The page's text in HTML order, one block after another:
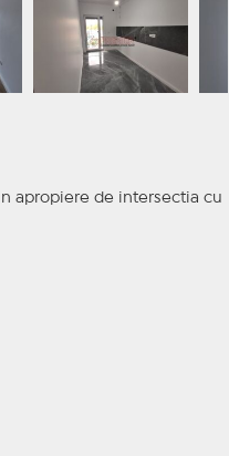
apropiere de intersectia cu